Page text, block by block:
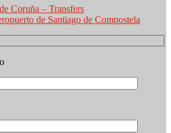
Coruña – Transfers
de Santiago de Compostela